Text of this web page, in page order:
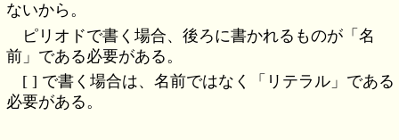
ないから。
ピリオドで書く場合、後ろに書かれるものが「名
前」である必要がある。
[ ] で書く場合は、名前ではなく「リテラル」である
必要がある。